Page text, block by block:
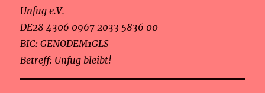
Unfug e.V.
DE28 4306 0967 2033 5836 00
BIC: GENODEM1GLS
Betreff: Unfug bleibt!